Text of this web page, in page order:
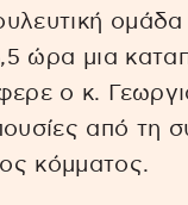
ώρα μια
ο κ.
από τη
κόμματος.